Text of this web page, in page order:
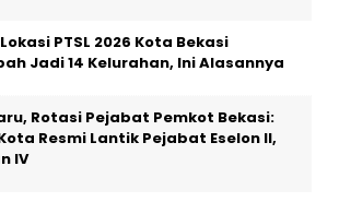
PTSL 2026 Kota Bekasi
Jadi 14 Kelurahan, Ini Alasannya
Rotasi Pejabat Pemkot Bekasi:
Resmi Lantik Pejabat Eselon II,
IV